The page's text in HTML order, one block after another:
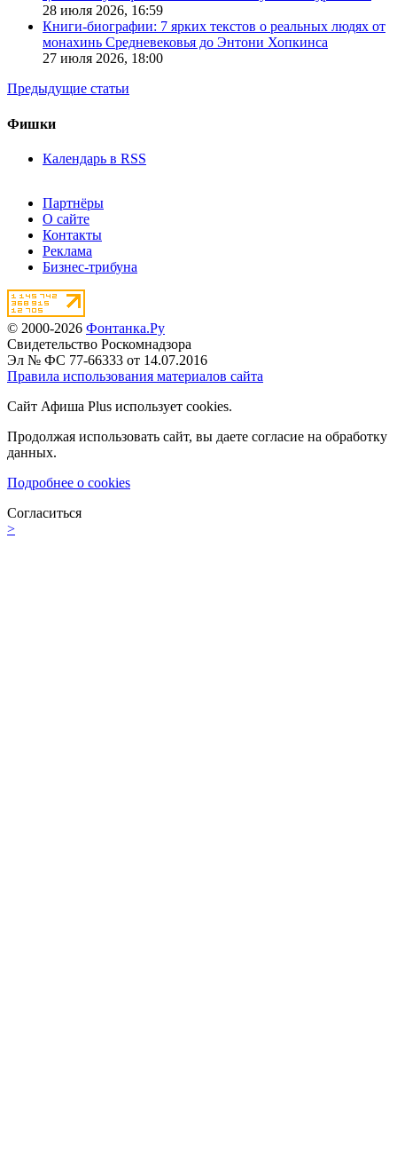
28 июля 2026, 16:59
Книги-биографии: 7 ярких текстов о реальных людях от
монахинь Средневековья до Энтони Хопкинса
27 июля 2026, 18:00
Предыдущие статьи
Фишки
Календарь в RSS
Партнёры
О сайте
Контакты
Реклама
Бизнес-трибуна
© 2000-2026 Фонтанка.Ру
Свидетельство Роскомнадзора
Эл № ФС 77-66333 от 14.07.2016
Правила использования материалов сайта
Сайт Афиша Plus использует cookies.
Продолжая использовать сайт, вы даете согласие на обработку
данных.
Подробнее о cookies
Согласиться
>